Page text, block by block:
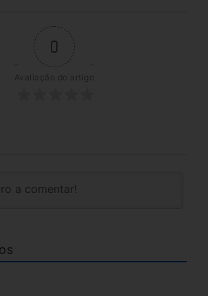
0
Avaliação do artigo